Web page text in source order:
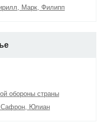
Марк, Филипп
обороны страны
Сафрон, Юлиан